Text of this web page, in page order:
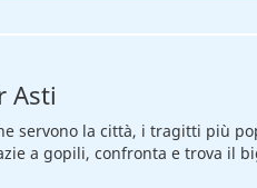
Asti
servono la città, i tragitti più
a gopili, confronta e trova il